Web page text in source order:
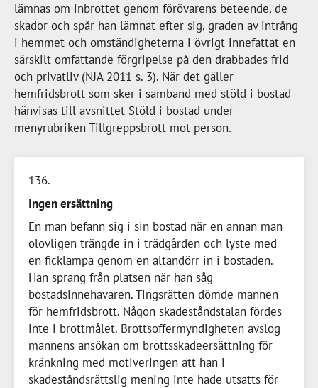
lämnas om inbrottet genom förövarens beteende, de
skador och spår han lämnat efter sig, graden av intrång
i hemmet och omständigheterna i övrigt innefattat en
särskilt omfattande förgripelse på den drabbades frid
och privatliv (NJA 2011 s. 3). När det gäller
hemfridsbrott som sker i samband med stöld i bostad
hänvisas till avsnittet Stöld i bostad under
menyrubriken Tillgreppsbrott mot person.
136
Ingen ersättning
En man befann sig i sin bostad när en annan man
olovligen trängde in i trädgården och lyste med
en ficklampa genom en altandörr in i bostaden.
Han sprang från platsen när han såg
bostadsinnehavaren. Tingsrätten dömde mannen
för hemfridsbrott. Någon skadeståndstalan fördes
inte i brottmålet. Brottsoffermyndigheten avslog
mannens ansökan om brottsskadeersättning för
kränkning med motiveringen att han i
skadeståndsrättslig mening inte hade utsatts för